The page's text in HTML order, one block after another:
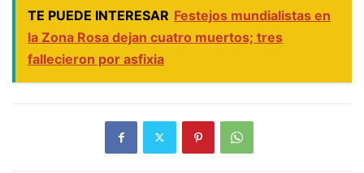
TE PUEDE INTERESAR Festejos mundialistas en
la Zona Rosa dejan cuatro muertos; tres
fallecieron por asfixia